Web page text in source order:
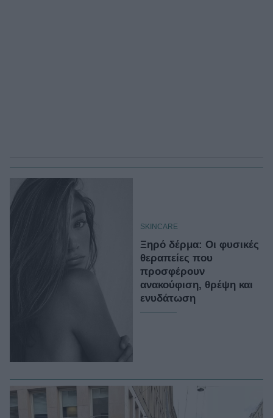
SKINCARE
Ξηρό δέρμα: Οι φυσικές
θεραπείες που
προσφέρουν
ανακούφιση, θρέψη και
ενυδάτωση